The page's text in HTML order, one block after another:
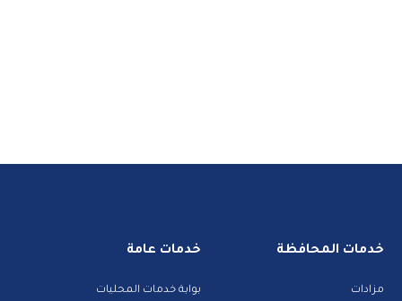
خدمات المحافظة
مزادات
خدمات عامة
بوابة خدمات المحليات